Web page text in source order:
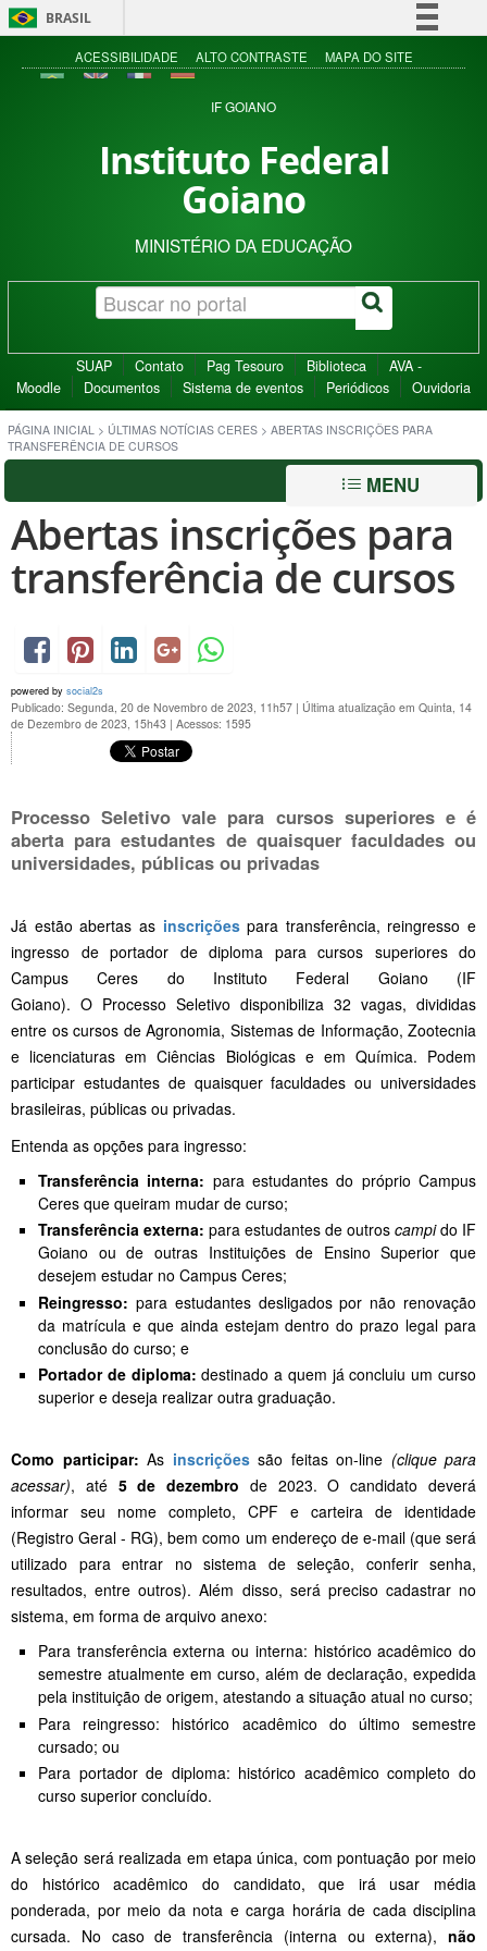
BRASIL
Simplifique!
Acesso à informação
ACESSIBILIDADE ALTO CONTRASTE MAPA DO SITE
IF GOIANO
Instituto Federal
Goiano
MINISTÉRIO DA EDUCAÇÃO
SUAP Contato Pag Tesouro Biblioteca
AVA -
Moodle
Documentos Sistema de eventos Periódicos Ouvidoria
PÁGINA INICIAL > ÚLTIMAS NOTÍCIAS CERES > ABERTAS INSCRIÇÕES PARA
TRANSFERÊNCIA DE CURSOS
MENU
Abertas inscrições para
transferência de cursos
powered by social2s
Publicado: Segunda, 20 de Novembro de 2023, 11h57 | Última atualização em Quinta, 14
de Dezembro de 2023, 15h43 | Acessos: 1595
Processo Seletivo vale para cursos superiores e é
aberta para estudantes de quaisquer faculdades ou
universidades, públicas ou privadas
Já estão abertas as inscrições para transferência, reingresso e
ingresso de portador de diploma para cursos superiores do
Campus Ceres do Instituto Federal Goiano (IF
Goiano). O Processo Seletivo disponibiliza 32 vagas, divididas
entre os cursos de Agronomia, Sistemas de Informação, Zootecnia
e licenciaturas em Ciências Biológicas e em Química. Podem
participar estudantes de quaisquer faculdades ou universidades
brasileiras, públicas ou privadas.
Entenda as opções para ingresso:
Transferência interna: para estudantes do próprio Campus
Ceres que queiram mudar de curso;
Transferência externa: para estudantes de outros campido IF
Goiano ou de outras Instituições de Ensino Superior que
desejem estudar no Campus Ceres;
Reingresso: para estudantes desligados por não renovação
da matrícula e que ainda estejam dentro do prazo legal para
conclusão do curso; e
Portador de diploma: destinado a quem já concluiu um curso
superior e deseja realizar outra graduação.
Como participar: As inscrições são feitas on-line (clique para
acessar), até5 de dezembro de 2023. O candidato deverá
informar seu nome completo, CPF e carteira de identidade
(Registro Geral - RG), bem como um endereço de e-mail (que será
utilizado para entrar no sistema de seleção, conferir senha,
resultados, entre outros). Além disso, será preciso cadastrar no
sistema, em forma de arquivo anexo:
Para transferência externa ou interna: histórico acadêmico do
semestre atualmente em curso, além de declaração, expedida
pela instituição de origem, atestando a situação atual no curso;
Para reingresso: histórico acadêmico do último semestre
cursado; ou
Para portador de diploma: histórico acadêmico completo do
curso superior concluído.
A seleção será realizada em etapa única, com pontuação por meio
do histórico acadêmico do candidato, que irá usar média
ponderada, por meio da nota e carga horária de cada disciplina
cursada. No caso de transferência (interna ou externa), não